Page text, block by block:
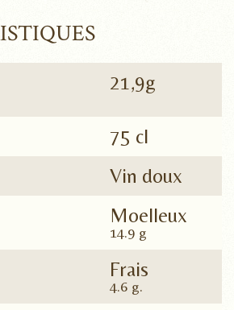
21,9g
75 cl
Vin doux
Moelleux
14.9 g
Frais
4.6 g.